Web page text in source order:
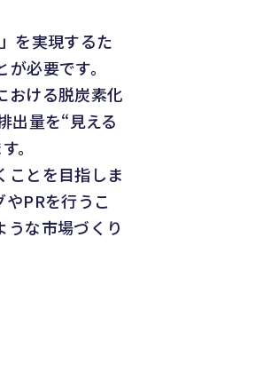
を実現するた
必要です。
おける脱炭素化
出量を“見える
。
ことを目指しま
PRを行うこ
うな市場づくり